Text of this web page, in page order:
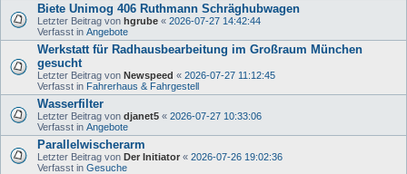
Biete Unimog 406 Ruthmann Schräghubwagen
Letzter Beitrag von hgrube « 2026-07-27 14:42:44
Verfasst in Angebote
Werkstatt für Radhausbearbeitung im Großraum München
gesucht
Letzter Beitrag von Newspeed « 2026-07-27 11:12:45
Verfasst in Fahrerhaus & Fahrgestell
Wasserfilter
Letzter Beitrag von djanet5 « 2026-07-27 10:33:06
Verfasst in Angebote
Parallelwischerarm
Letzter Beitrag von Der Initiator « 2026-07-26 19:02:36
Verfasst in Gesuche